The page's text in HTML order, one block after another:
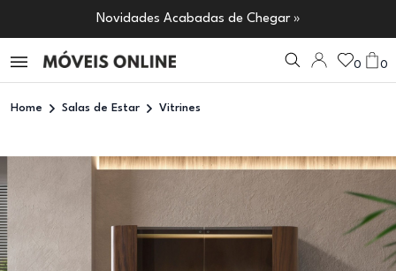
Novidades Acabadas de Chegar »
0 0
Home Salas de Estar Vitrines